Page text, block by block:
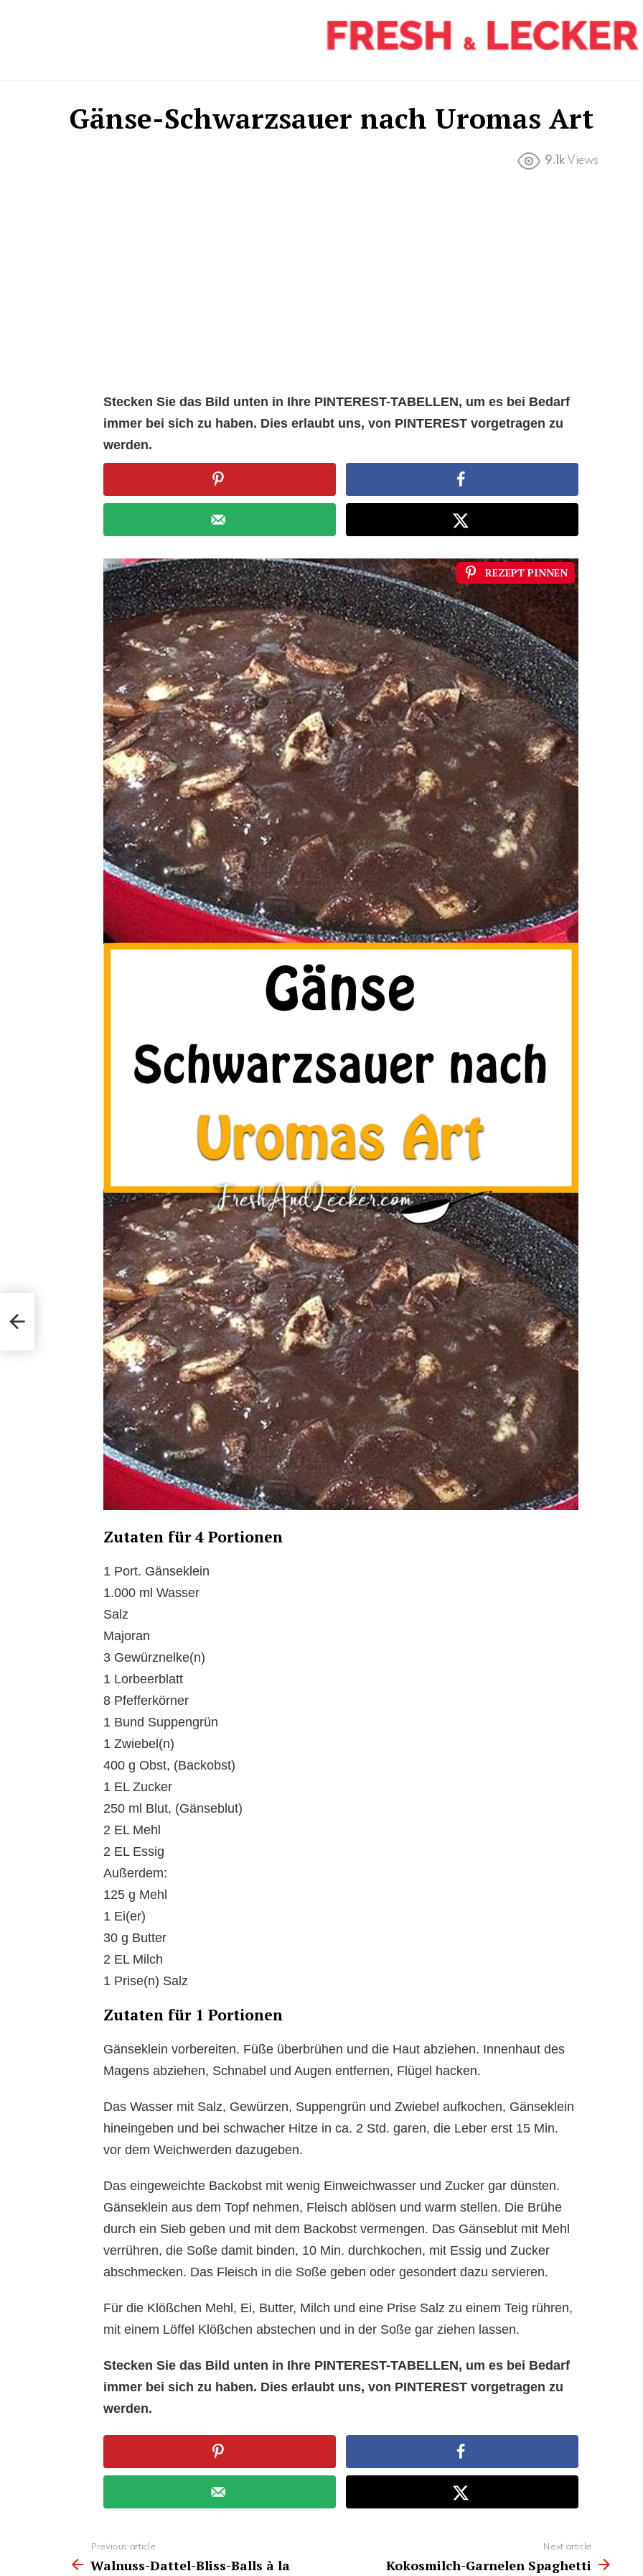
Gänse-Schwarzsauer nach Uromas Art
9.1k Views
Stecken Sie das Bild unten in Ihre PINTEREST-TABELLEN, um es bei Bedarf
immer bei sich zu haben. Dies erlaubt uns, von PINTEREST vorgetragen zu
werden.
REZEPT PINNEN
Zutaten für 4 Portionen
1 Port. Gänseklein
1.000 ml Wasser
Salz
Majoran
3 Gewürznelke(n)
1 Lorbeerblatt
8 Pfefferkörner
1 Bund Suppengrün
1 Zwiebel(n)
400 g Obst, (Backobst)
1 EL Zucker
250 ml Blut, (Gänseblut)
2 EL Mehl
2 EL Essig
Außerdem:
125 g Mehl
1 Ei(er)
30 g Butter
2 EL Milch
1 Prise(n) Salz
Zutaten für 1 Portionen
Gänseklein vorbereiten. Füße überbrühen und die Haut abziehen. Innenhaut des
Magens abziehen, Schnabel und Augen entfernen, Flügel hacken.
Das Wasser mit Salz, Gewürzen, Suppengrün und Zwiebel aufkochen, Gänseklein
hineingeben und bei schwacher Hitze in ca. 2 Std. garen, die Leber erst 15 Min.
vor dem Weichwerden dazugeben.
Das eingeweichte Backobst mit wenig Einweichwasser und Zucker gar dünsten.
Gänseklein aus dem Topf nehmen, Fleisch ablösen und warm stellen. Die Brühe
durch ein Sieb geben und mit dem Backobst vermengen. Das Gänseblut mit Mehl
verrühren, die Soße damit binden, 10 Min. durchkochen, mit Essig und Zucker
abschmecken. Das Fleisch in die Soße geben oder gesondert dazu servieren.
Für die Klößchen Mehl, Ei, Butter, Milch und eine Prise Salz zu einem Teig rühren,
mit einem Löffel Klößchen abstechen und in der Soße gar ziehen lassen.
Stecken Sie das Bild unten in Ihre PINTEREST-TABELLEN, um es bei Bedarf
immer bei sich zu haben. Dies erlaubt uns, von PINTEREST vorgetragen zu
werden.
more
Previous article
Walnuss-Dattel-Bliss-Balls à la
Next article
Kokosmilch-Garnelen Spaghetti